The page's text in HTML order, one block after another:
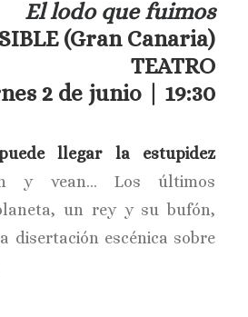
El lodo que fuimos
(Gran Canaria)
TEATRO
2 de junio | 19:30
llegar la estupidez
y vean… Los últimos
un rey y su bufón,
disertación escénica sobre